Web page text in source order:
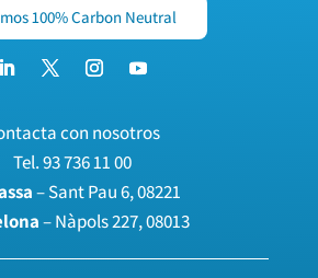
100% Carbon Neutral
con nosotros
Tel.93 736 11 00
– Sant Pau 6, 08221
– Nàpols 227, 08013